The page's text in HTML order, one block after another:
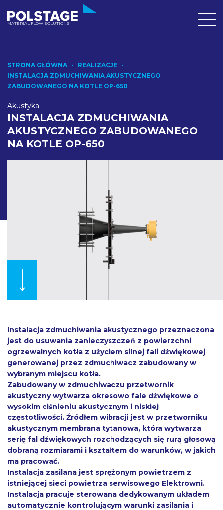
MATERIAL FLOW SOLUTIONS
STRONA GŁÓWNA
REALIZACJE
INSTALACJA ZDMUCHIWANIA AKUSTYCZNEGO
ZABUDOWANEGO NA KOTLE OP-650
Akustyka
INSTALACJA ZDMUCHIWANIA
AKUSTYCZNEGO ZABUDOWANEGO
NA KOTLE OP-650
Instalacja zdmuchiwania akustycznego przeznaczona
jest do usuwania zanieczyszczeń z powierzchni
ogrzewalnych kotła z użyciem silnej fali dźwiękowej
generowanej przez zdmuchiwacz zabudowany w
wybranym miejscu kotła.
Zabudowany w zdmuchiwaczu przetwornik
akustyczny wytwarza okresowo fale dźwiękowe o
wysokim ciśnieniu akustycznym i niskiej
częstotliwości. Źródłem wibracji jest w przetworniku
akustycznym membrana tytanowa, która wytwarza
serię fal dźwiękowych rozchodzących się rurą głosową
dobraną rozmiarami i kształtem do warunków, w jakich
ma pracować.
Instalacja zasilana jest sprężonym powietrzem z
istniejącej sieci powietrza serwisowego Elektrowni.
Instalacja pracuje sterowana dedykowanym układem
automatycznie kontrolującym warunki zasilania i